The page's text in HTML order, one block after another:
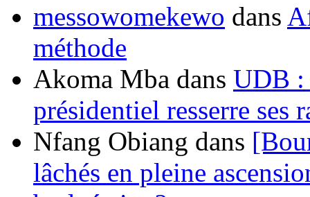
messowomekewo dans
méthode
Akoma Mba dans UDB :
présidentiel resserre ses
Nfang Obiang dans
lâchés en pleine